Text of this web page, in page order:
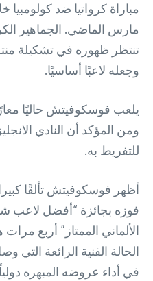
مباراة كرواتيا ضد كولومبيا
مارس الماضي. الجماهير
تنتظر ظهوره في تشكيلة
وجعله لاعبًا أساسيًا.
يلعب فوسكوفيتش حاليًا
ومن المؤكد أن النادي
للتفريط به.
أظهر فوسكوفيتش تألقًا
فوزه بجائزة “أفضل لاعب
الألماني الممتاز” أربع
الحالة الفنية الرائعة التي
في أداء عروضه المبهره